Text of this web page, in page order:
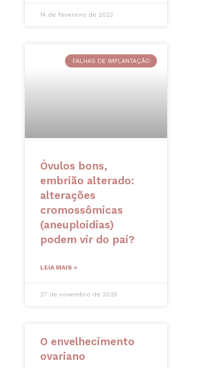
14 de fevereiro de 2022
FALHAS DE IMPLANTAÇÃO
Óvulos bons,
embrião alterado:
alterações
cromossômicas
(aneuploidias)
podem vir do pai?
LEIA MAIS »
27 de novembro de 2025
O envelhecimento
ovariano